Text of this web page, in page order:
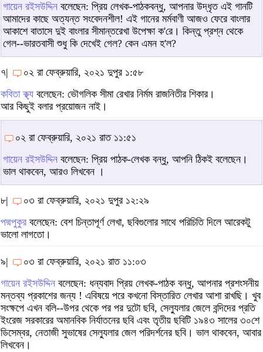
গায়েন রইসউদ্দিন বলেছেন: প্রিয় লেখক-পাঠকবন্ধু, আপনার উদ্ধৃত এই গানটি
আমাদের কাছে অত্যন্ত সংবেদনশীল! এই গানের মর্মবাণী আজও ফেরে বাংলার
আকাশে বাতাসে দুই বাংলার সীমান্তরেখা উপেক্ষা ক'রে। কিন্তু প্রশ্ন থেকে
গেল--ভারতবাসী শুধু কি দেখেই গেল? কেন এমন হ'ল?
৭|
০২ রা ফেব্রুয়ারি, ২০২১ দুপুর ১:৫৮
কবিতা ক্থ্য বলেছেন: ভৌগলিক সীমা রেখার নির্মম রাজনিতীর শিকার।
আর কিছুই বলার প্রয়োজন নাই।
০২ রা ফেব্রুয়ারি, ২০২১ রাত ১১:৫১
গায়েন রইসউদ্দিন বলেছেন: প্রিয় পাঠক-লেখক বন্ধু, আপনি ঠিকই বলেছেন।
ভাল থাকবেন, আরও লিখবেন ।
৮|
০৩ রা ফেব্রুয়ারি, ২০২১ দুপুর ১২:২৯
পদ্মপুকুর বলেছেন: বেশ চিন্তাপূর্ণ লেখা, ছবিগুলোর সাথে পরিচিতি দিলে আরেকটু
ভালো লাগতো।
৯|
০৩ রা ফেব্রুয়ারি, ২০২১ রাত ১১:০৩
গায়েন রইসউদ্দিন বলেছেন: ধন্যবাদ প্রিয় লেখক-পাঠক বন্ধু, আপনার প্রশংসনীয়
মন্তব্য প্রকাশের জন্য ! এবিষয়ে পরে কখনো বিস্তারিত লেখার আশা রাখছি। খুব
সংক্ষপে এখন বলি--উপর থেকে পর পর দুটো ছবি, সেল্যুলার জেলে বন্দিদের প্রতি
ইংরেজ সরকারের অমানবিক নির্যাতনের ছবি এবং তৃতীয় ছবিটি ১৯৪৩ সালের ৩০শে
ডিসেম্বর, নেতাজী সুভাষের সেল্যুলার জেল পরিদর্শনের ছবি। ভাল থাকবেন, আবার
লিখবেন।